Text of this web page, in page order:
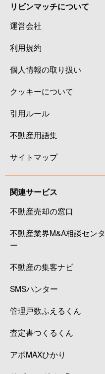
リビンマッチについて
運営会社
利用規約
個人情報の取り扱い
クッキーについて
引用ルール
不動産用語集
サイトマップ
関連サービス
不動産売却の窓口
不動産業界M&A相談センタ
ー
不動産の集客ナビ
SMSハンター
管理戸数ふえるくん
査定書つくるくん
アポMAXひかり